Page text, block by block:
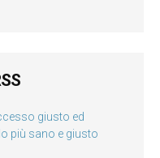
giusto ed
più sano e giusto